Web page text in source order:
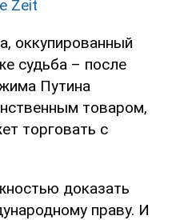
Zeit
оккупированный
судьба – после
Путина
товаром,
торговать с
доказать
праву. И